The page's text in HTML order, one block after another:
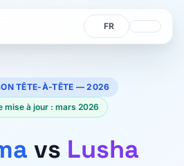
Langue
Langue
TÊTE-À-TÊTE — 2026
mise à jour : mars 2026
vs Lusha